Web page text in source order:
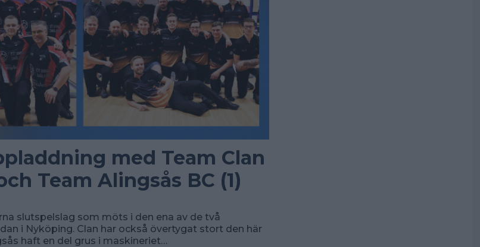
med Team Clan
Team Alingsås BC (1)
slutspelslag som möts i den ena av de två
i Nyköping. Clan har också övertygat stort den här
haft en del grus i maskineriet…